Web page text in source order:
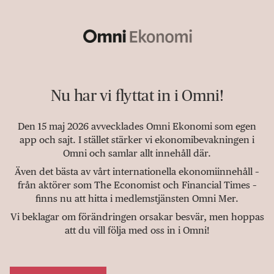
Nu har vi flyttat in i Omni!
Den 15 maj 2026 avvecklades Omni Ekonomi som egen
app och sajt. I stället stärker vi ekonomibevakningen i
Omni och samlar allt innehåll där.
Även det bästa av vårt internationella ekonomiinnehåll –
från aktörer som The Economist och Financial Times –
finns nu att hitta i medlemstjänsten Omni Mer.
Vi beklagar om förändringen orsakar besvär, men hoppas
att du vill följa med oss in i Omni!